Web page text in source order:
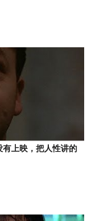
有上映，把人性讲的